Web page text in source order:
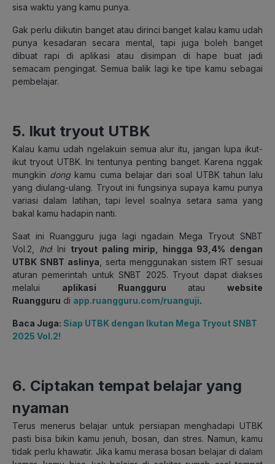
sisa waktu yang kamu punya.
Gak perlu diikutin banget atau dirinci banget kalau kamu udah
punya kesadaran secara mental, tapi juga boleh banget
dibuat rapi di aplikasi atau disimpan di hape buat jadi
semacam pengingat. Semua balik lagi ke tipe kamu sebagai
pembelajar.
5. Ikut tryout UTBK
Kalau kamu udah ngelakuin semua alur itu, jangan lupa ikut-
ikut tryout UTBK. Ini tentunya penting banget. Karena nggak
mungkin dong kamu cuma belajar dari soal UTBK tahun lalu
yang diulang-ulang. Tryout ini fungsinya supaya kamu punya
variasi dalam latihan, tapi level soalnya setara sama yang
bakal kamu hadapin nanti.
Saat ini Ruangguru juga lagi ngadain Mega Tryout SNBT
Vol.2, lho! Ini tryout paling mirip, hingga 93,4% dengan
UTBK SNBT aslinya , serta menggunakan sistem IRT sesuai
aturan pemerintah untuk SNBT 2025. Tryout dapat diakses
melalui aplikasi Ruangguru atau website
Ruangguru di app.ruangguru.com/ruanguji.
Baca Juga: Siap UTBK dengan Ikutan Mega Tryout SNBT
2025 Vol.2!
6. Ciptakan tempat belajar yang
nyaman
Terus menerus belajar untuk persiapan menghadapi UTBK
pasti bisa bikin kamu jenuh, bosan, dan stres. Namun, kamu
tidak perlu khawatir. Jika kamu merasa bosan belajar di dalam